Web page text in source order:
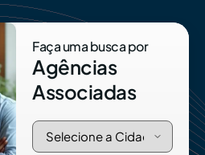
Faça uma busca por
Agências
Associadas